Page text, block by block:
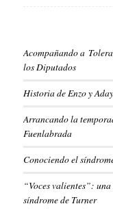
Acompañando a
los Diputados
Historia de Enzo y
Arrancando la
Fuenlabrada
Conociendo el
“Voces valientes”:
síndrome de Turner